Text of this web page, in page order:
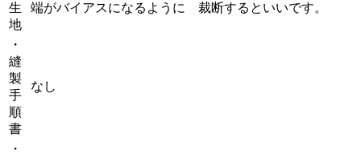
生
地
端がバイアスになるように 裁断するといいです。
・
縫
製
手
順
書
なし
・